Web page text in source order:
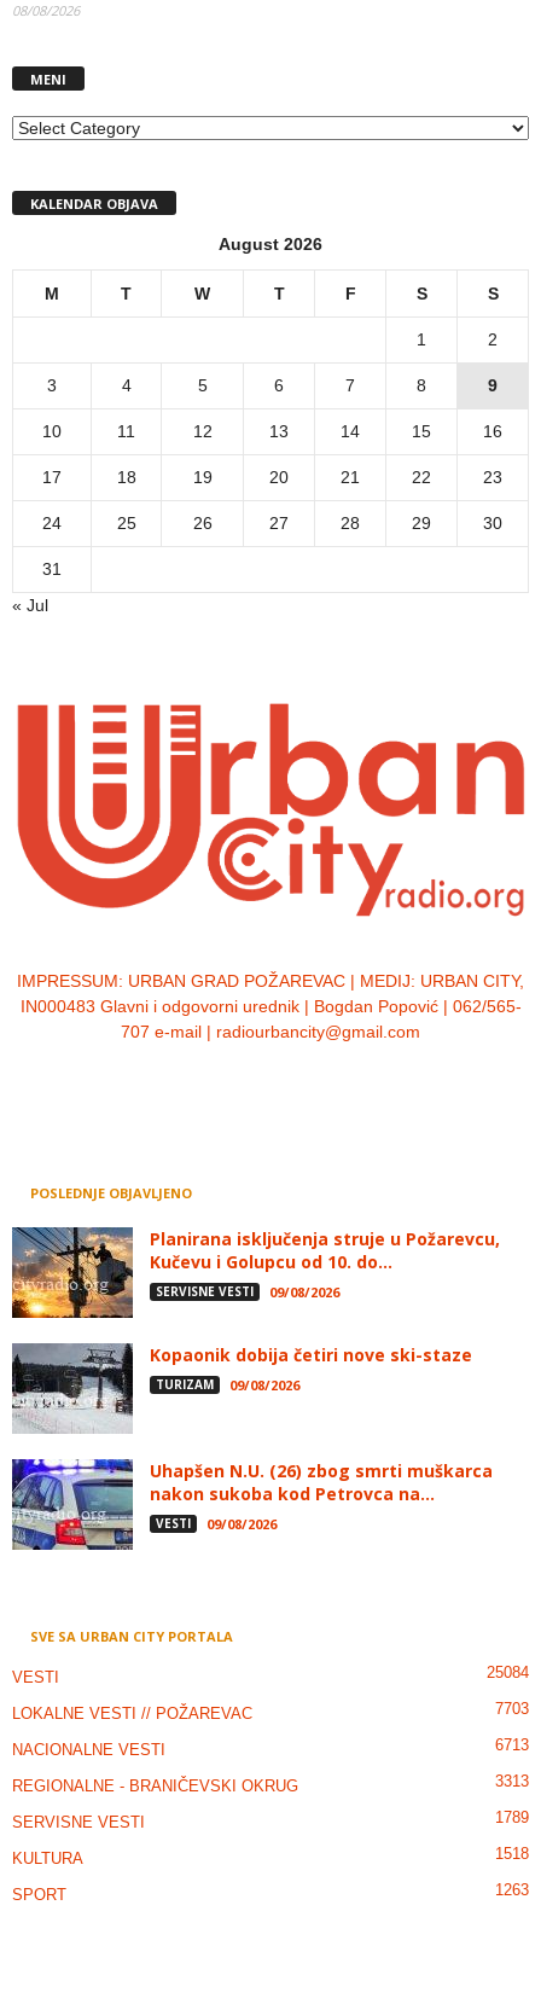
08/08/2026
MENI
MENI
KALENDAR OBJAVA
August 2026
M T W T F S S
1 2
3 4 5 6 7 8 9
10 11 12 13 14 15 16
17 18 19 20 21 22 23
24 25 26 27 28 29 30
31
« Jul
IMPRESSUM: URBAN GRAD POŽAREVAC | MEDIJ: URBAN CITY,
IN000483 Glavni i odgovorni urednik | Bogdan Popović | 062/565-
707 e-mail | radiourbancity@gmail.com
POSLEDNJE OBJAVLJENO
Planirana isključenja struje u Požarevcu,
Kučevu i Golupcu od 10. do...
SERVISNE VESTI 09/08/2026
Kopaonik dobija četiri nove ski-staze
TURIZAM 09/08/2026
Uhapšen N.U. (26) zbog smrti muškarca
nakon sukoba kod Petrovca na...
VESTI 09/08/2026
SVE SA URBAN CITY PORTALA
VESTI 25084
LOKALNE VESTI // POŽAREVAC 7703
NACIONALNE VESTI 6713
REGIONALNE - BRANIČEVSKI OKRUG 3313
SERVISNE VESTI 1789
KULTURA 1518
SPORT 1263